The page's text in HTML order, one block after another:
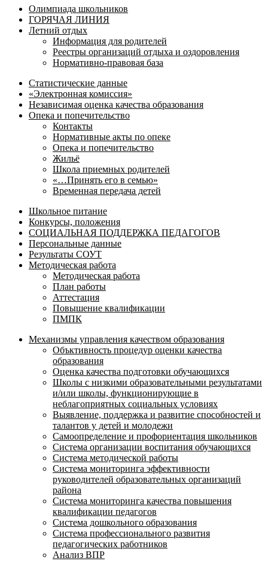
Олимпиада школьников
ГОРЯЧАЯ ЛИНИЯ
Летний отдых
Информация для родителей
Реестры организаций отдыха и оздоровления
Нормативно-правовая база
Статистические данные
«Электронная комиссия»
Независимая оценка качества образования
Опека и попечительство
Контакты
Нормативные акты по опеке
Опека и попечительство
Жильё
Школа приемных родителей
«…Принять его в семью»
Временная передача детей
Школьное питание
Конкурсы, положения
СОЦИАЛЬНАЯ ПОДДЕРЖКА ПЕДАГОГОВ
Персональные данные
Результаты СОУТ
Методическая работа
Методическая работа
План работы
Аттестация
Повышение квалификации
ПМПК
Механизмы управления качеством образования
Объктивность процедур оценки качества
образования
Оценка качества подготовки обучающихся
Школы с низкими образовательными результатами
и/или школы, функционирующие в
неблагоприятных социальных условиях
Выявление, поддержка и развитие способностей и
талантов у детей и молодежи
Самоопределение и профориентация школьников
Система организации воспитания обучающихся
Система методической работы
Система мониторинга эффективности
руководителей образовательных организаций
района
Система мониторинга качества повышения
квалификации педагогов
Система дошкольного образования
Система профессионального развития
педагогических работников
Анализ ВПР